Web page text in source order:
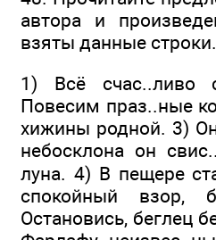
автора и
взяты данные строки.
1) Всё счас..ливо
Повесим праз..ные
хижины родной. 3)
небосклона он
луна. 4) В пещере
спокойный взор,
Остановись, беглец